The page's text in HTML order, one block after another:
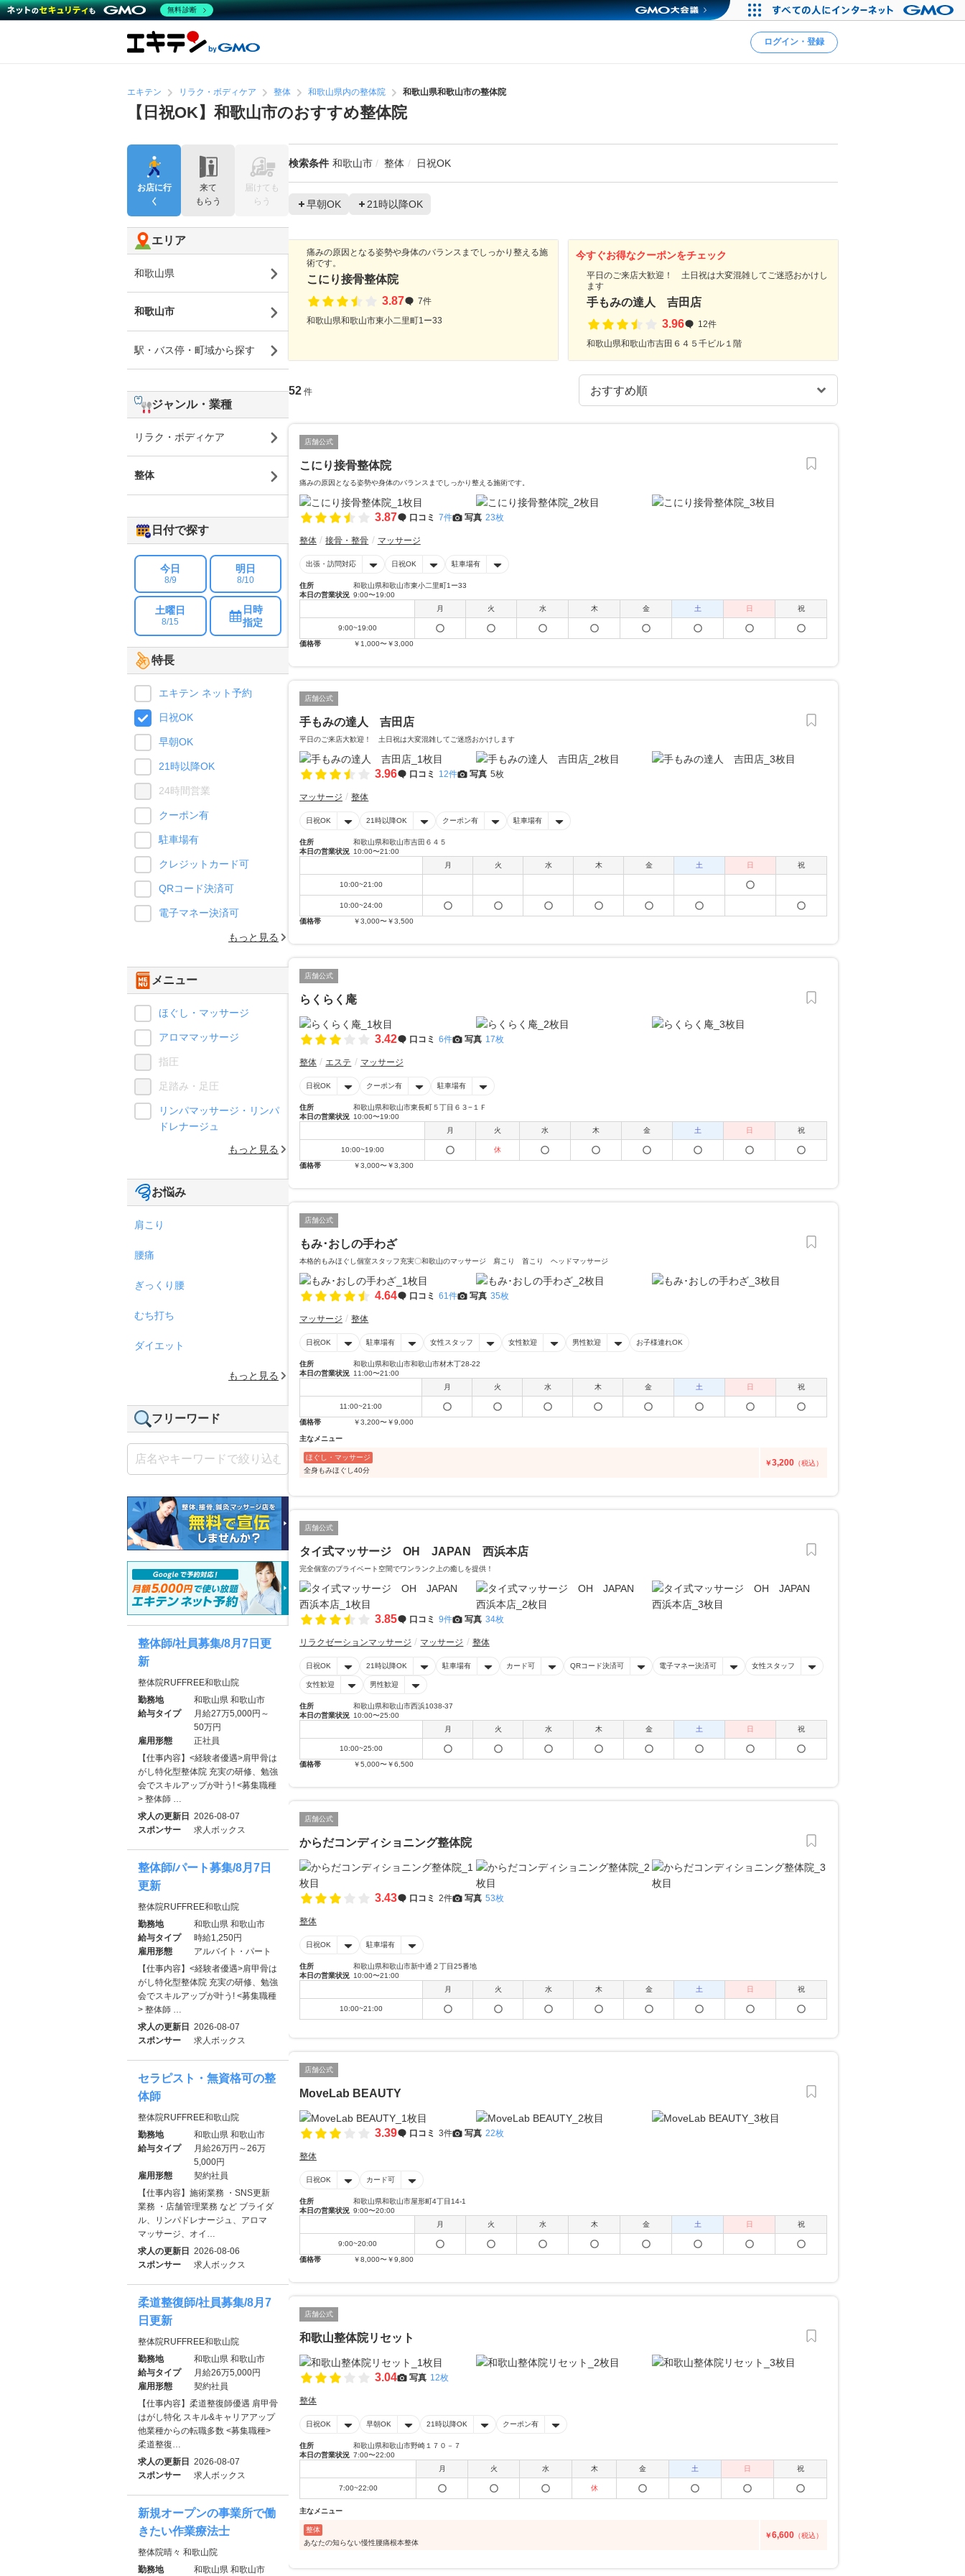
ログイン・登録
エキテン リラク・ボディケア 整体 和歌山県内の整体院 和歌山県和歌山市の整体院
【日祝OK】和歌山市のおすすめ整体院
検索条件 和歌山市 整体 日祝OK
早朝OK 21時以降OK
痛みの原因となる姿勢や身体のバランスまでしっかり整える施
術です。
こにり接骨整体院
3.87
7件
和歌山県和歌山市東小二里町1ー33
今すぐお得なクーポンをチェック
平日のご来店大歓迎！ 土日祝は大変混雑してご迷惑おかけし
ます
手もみの達人 吉田店
3.96
12件
和歌山県和歌山市吉田６４５千ビル１階
52 件
店舗公式
こにり接骨整体院
痛みの原因となる姿勢や身体のバランスまでしっかり整える施術です。
3.87 口コミ 7件 写真 23枚
整体 接骨・整骨 マッサージ
出張・訪問対応 日祝OK 駐車場有
住所
和歌山県和歌山市東小二里町1ー33
本日の営業状況 9:00〜19:00
月
火 水 木 金 土 日 祝
9:00~19:00
価格帯
￥1,000〜￥3,000
店舗公式
手もみの達人 吉田店
平日のご来店大歓迎！ 土日祝は大変混雑してご迷惑おかけします
3.96 口コミ 12件 写真 5枚
マッサージ 整体
日祝OK 21時以降OK クーポン有 駐車場有
住所
和歌山県和歌山市吉田６４５
本日の営業状況 10:00〜21:00
月
火 水 木 金 土 日 祝
10:00~21:00
10:00~24:00
価格帯
￥3,000〜￥3,500
店舗公式
らくらく庵
3.42 口コミ 6件 写真 17枚
整体 エステ マッサージ
日祝OK クーポン有 駐車場有
住所
和歌山県和歌山市東長町５丁目６３−１Ｆ
本日の営業状況 10:00〜19:00
月
火 水 木 金 土 日 祝
10:00~19:00
休
価格帯
￥3,000〜￥3,300
店舗公式
もみ･おしの手わざ
本格的もみほぐし個室スタッフ充実〇和歌山のマッサージ 肩こり 首こり ヘッドマッサージ
4.64 口コミ 61件 写真 35枚
マッサージ 整体
日祝OK 駐車場有 女性スタッフ 女性歓迎 男性歓迎 お子様連れOK
住所
和歌山県和歌山市和歌山市材木丁28-22
本日の営業状況 11:00〜21:00
月
火 水 木 金 土 日 祝
11:00~21:00
価格帯
￥3,200〜￥9,000
主なメニュー
ほぐし・マッサージ
全身もみほぐし40分
￥3,200 （税込）
店舗公式
タイ式マッサージ OH JAPAN 西浜本店
完全個室のプライベート空間でワンランク上の癒しを提供！
3.85 口コミ 9件 写真 34枚
リラクゼーションマッサージ マッサージ 整体
日祝OK 21時以降OK 駐車場有 カード可 QRコード決済可 電子マネー決済可 女性スタッフ
女性歓迎 男性歓迎
住所
和歌山県和歌山市西浜1038-37
本日の営業状況 10:00〜25:00
月
火 水 木 金 土 日 祝
10:00~25:00
価格帯
￥5,000〜￥6,500
店舗公式
からだコンディショニング整体院
3.43 口コミ 2件 写真 53枚
整体
日祝OK 駐車場有
住所
和歌山県和歌山市新中通２丁目25番地
本日の営業状況 10:00〜21:00
月
火 水 木 金 土 日 祝
10:00~21:00
店舗公式
MoveLab BEAUTY
3.39 口コミ 3件 写真 22枚
整体
日祝OK カード可
住所
和歌山県和歌山市屋形町4丁目14-1
本日の営業状況 9:00〜20:00
月
火 水 木 金 土 日 祝
9:00~20:00
価格帯
￥8,000〜￥9,800
店舗公式
和歌山整体院リセット
3.04 写真 12枚
整体
日祝OK 早朝OK 21時以降OK クーポン有
住所
和歌山県和歌山市野崎１７０－７
本日の営業状況 7:00〜22:00
月
火 水 木 金 土 日 祝
7:00~22:00 休
主なメニュー
整体
あなたの知らない慢性腰痛根本整体
￥6,600 （税込）
お店に行
く
来て
もらう
届けても
らう
エリア
和歌山県
和歌山市
駅・バス停・町域から探す
ジャンル・業種
リラク・ボディケア
整体
日付で探す
今日
8/9
明日
8/10
土曜日
8/15
日時
指定
特長
エキテン ネット予約
日祝OK
早朝OK
21時以降OK
24時間営業
クーポン有
駐車場有
クレジットカード可
QRコード決済可
電子マネー決済可
もっと見る
メニュー
ほぐし・マッサージ
アロママッサージ
指圧
足踏み・足圧
リンパマッサージ・リンパ
ドレナージュ
もっと見る
お悩み
肩こり
腰痛
ぎっくり腰
むち打ち
ダイエット
もっと見る
フリーワード
整体師/社員募集/8月7日更
新
整体院RUFFREE和歌山院
勤務地
和歌山県 和歌山市
給与タイプ
月給27万5,000円～
50万円
雇用形態
正社員
【仕事内容】<経験者優遇>肩甲骨は
がし特化型整体院 充実の研修、勉強
会でスキルアップが叶う! <募集職種
> 整体師 …
求人の更新日 2026-08-07
スポンサー
求人ボックス
整体師/パート募集/8月7日
更新
整体院RUFFREE和歌山院
勤務地
和歌山県 和歌山市
給与タイプ
時給1,250円
雇用形態
アルバイト・パート
【仕事内容】<経験者優遇>肩甲骨は
がし特化型整体院 充実の研修、勉強
会でスキルアップが叶う! <募集職種
> 整体師 …
求人の更新日 2026-08-07
スポンサー
求人ボックス
セラピスト・無資格可の整
体師
整体院RUFFREE和歌山院
勤務地
和歌山県 和歌山市
給与タイプ
月給26万円～26万
5,000円
雇用形態
契約社員
【仕事内容】施術業務 ・SNS更新
業務 ・店舗管理業務 など ブライダ
ル、リンパドレナージュ、アロマ
マッサージ、オイ…
求人の更新日 2026-08-06
スポンサー
求人ボックス
柔道整復師/社員募集/8月7
日更新
整体院RUFFREE和歌山院
勤務地
和歌山県 和歌山市
給与タイプ
月給26万5,000円
雇用形態
契約社員
【仕事内容】柔道整復師優遇 肩甲骨
はがし特化 スキル&キャリアアップ
他業種からの転職多数 <募集職種>
柔道整復…
求人の更新日 2026-08-07
スポンサー
求人ボックス
新規オープンの事業所で働
きたい作業療法士
整体院晴々 和歌山院
勤務地
和歌山県 和歌山市
無料診断